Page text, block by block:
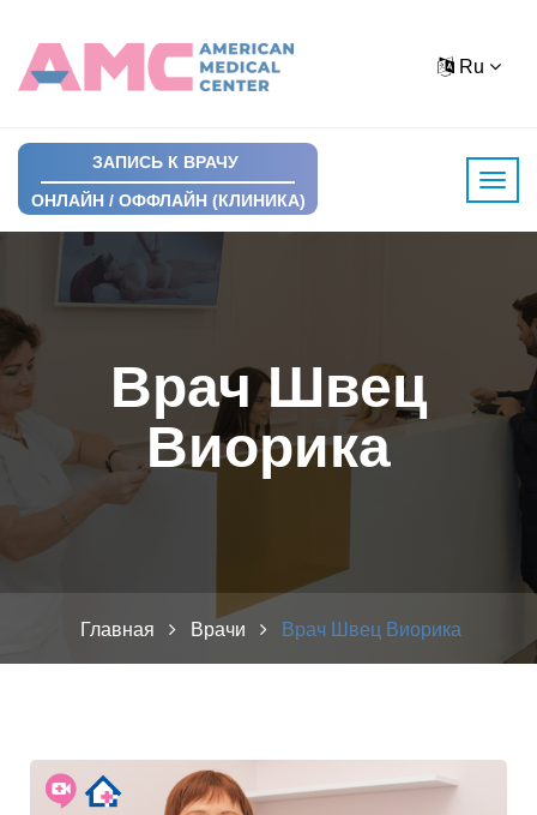
Ru
ЗАПИСЬ К ВРАЧУ
ОНЛАЙН / ОФФЛАЙН (КЛИНИКА)
Врач Швец
Виорика
Главная Врачи Врач Швец Виорика